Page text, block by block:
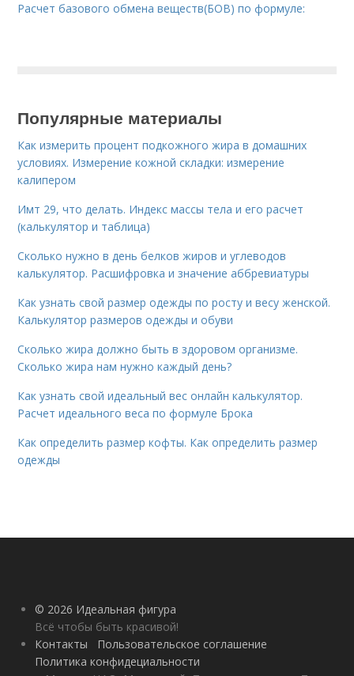
Расчет базового обмена веществ(БОВ) по формуле:
Популярные материалы
Как измерить процент подкожного жира в домашних
условиях. Измерение кожной складки: измерение
калипером
Имт 29, что делать. Индекс массы тела и его расчет
(калькулятор и таблица)
Сколько нужно в день белков жиров и углеводов
калькулятор. Расшифровка и значение аббревиатуры
Как узнать свой размер одежды по росту и весу женской.
Калькулятор размеров одежды и обуви
Сколько жира должно быть в здоровом организме.
Сколько жира нам нужно каждый день?
Как узнать свой идеальный вес онлайн калькулятор.
Расчет идеального веса по формуле Брока
Как определить размер кофты. Как определить размер
одежды
© 2026 Идеальная фигура
Всё чтобы быть красивой!
Контакты
Пользовательское соглашение
Политика конфидециальности